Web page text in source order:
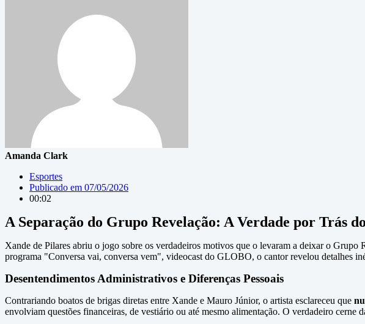
Amanda Clark
Esportes
Publicado em 07/05/2026
00:02
A Separação do Grupo Revelação: A Verdade por Trás
Xande de Pilares abriu o jogo sobre os verdadeiros motivos que o levaram a deixar o
programa "Conversa vai, conversa vem", videocast do GLOBO, o cantor revelou detalhes
Desentendimentos Administrativos e Diferenças Pessoais
Contrariando boatos de brigas diretas entre Xande e Mauro Júnior, o artista esclareceu que
envolviam questões financeiras, de vestiário ou até mesmo alimentação. O verdadeiro cerne